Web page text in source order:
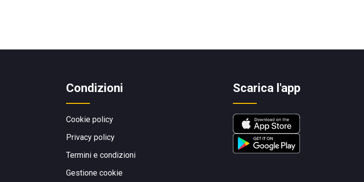
Condizioni
Cookie policy
Privacy policy
Termini e condizioni
Gestione cookie
Scarica l'app